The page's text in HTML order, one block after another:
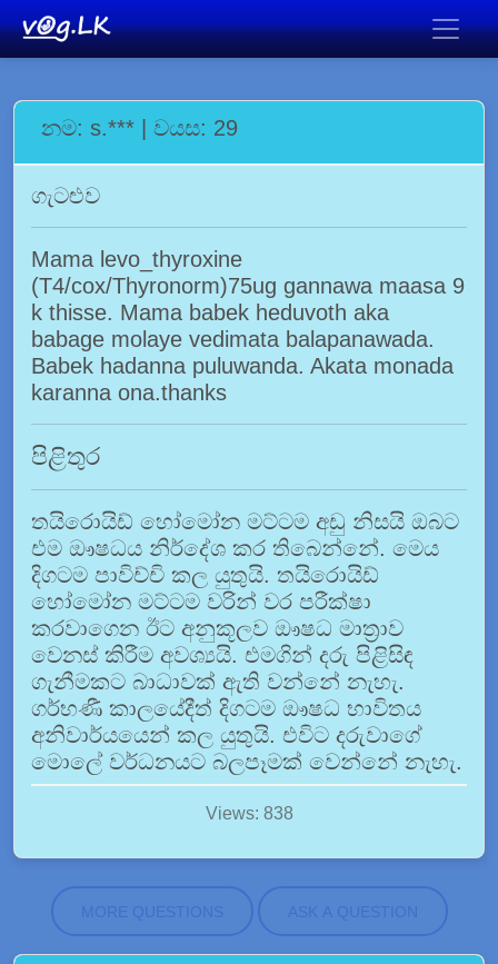
නම: s.*** | වයස: 29
ගැටළුව
Mama levo_thyroxine
(T4/cox/Thyronorm)75ug gannawa maasa 9
k thisse. Mama babek heduvoth aka
babage molaye vedimata balapanawada.
Babek hadanna puluwanda. Akata monada
karanna ona.thanks
පිළිතුර
තයිරොයිඩ් හෝමෝන මට්ටම අඩු නිසයි ඔබට
එම ඖෂධය නිර්දේශ කර තිබෙන්නේ. මෙය
දිගටම පාවිච්චි කල යුතුයි. තයිරොයිඩ්
හෝමෝන මට්ටම වරින් වර පරීක්ෂා
කරවාගෙන ඊට අනුකූලව ඖෂධ මාත්‍රාව
වෙනස් කිරීම අවශ්‍යයි. එමගින් දරු පිළිසිඳ
ගැනීමකට බාධාවක් ඇති වන්නේ නැහැ.
ගර්භණී කාලයේදීත් දිගටම ඖෂධ භාවිතය
අනිවාර්යයෙන් කල යුතුයි. එවිට දරුවාගේ
මොලේ වර්ධනයට බලපෑමක් වෙන්නේ නැහැ.
Views: 838
MORE QUESTIONS ASK A QUESTION